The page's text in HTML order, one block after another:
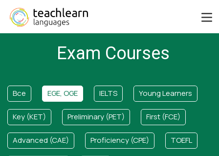
Exam Courses
Все EGE, OGE IELTS Young Learners
Key (KET) Preliminary (PET) First (FCE)
Advanced (CAE) Proficiency (CPE) TOEFL